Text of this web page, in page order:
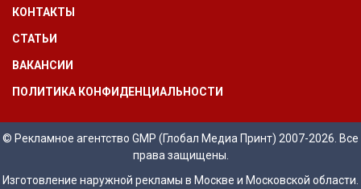
КОНТАКТЫ
СТАТЬИ
ВАКАНСИИ
ПОЛИТИКА КОНФИДЕНЦИАЛЬНОСТИ
© Рекламное агентство GMP (Глобал Медиа Принт) 2007-2026. Все
права защищены.
Изготовление наружной рекламы в Москве и Московской области.